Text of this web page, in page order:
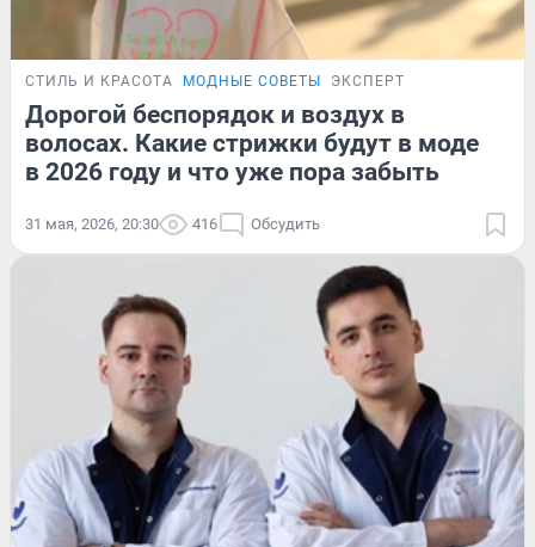
СТИЛЬ И КРАСОТА МОДНЫЕ СОВЕТЫ ЭКСПЕРТ
Дорогой беспорядок и воздух в
волосах. Какие стрижки будут в моде
в 2026 году и что уже пора забыть
31 мая, 2026, 20:30 416 Обсудить